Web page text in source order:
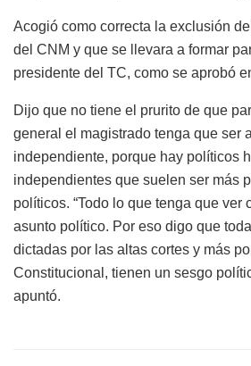
Acogió como correcta la exclusión
del CNM y que se llevara a formar
presidente del TC, como se aprobó
Dijo que no tiene el prurito de que
general el magistrado tenga que ser
independiente, porque hay políticos
independientes que suelen ser más
políticos. “Todo lo que tenga que ver
asunto político. Por eso digo que
dictadas por las altas cortes y más
Constitucional, tienen un sesgo
apuntó.